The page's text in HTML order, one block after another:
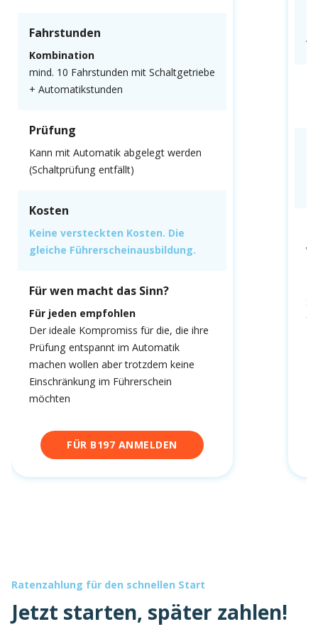
Fahrstunden
Kombination
mind. 10 Fahrstunden mit Schaltgetriebe
+ Automatikstunden
Prüfung
Kann mit Automatik abgelegt werden
(Schaltprüfung entfällt)
Kosten
Keine versteckten Kosten. Die
gleiche Führerscheinausbildung.
Für wen macht das Sinn?
Für jeden empfohlen
Der ideale Kompromiss für die, die ihre
Prüfung entspannt im Automatik
machen wollen aber trotzdem keine
Einschränkung im Führerschein
möchten
FÜR B197 ANMELDEN
Ratenzahlung für den schnellen Start
Jetzt starten, später zahlen!